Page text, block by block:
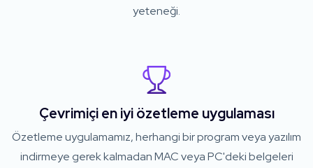
yeteneği.
Çevrimiçi en iyi özetleme uygulaması
Özetleme uygulamamız, herhangi bir program veya yazılım
indirmeye gerek kalmadan MAC veya PC'deki belgeleri